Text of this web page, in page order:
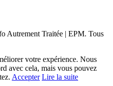
Autrement Traitée | EPM. Tous
votre expérience. Nous
avec cela, mais vous pouvez
Accepter Lire la suite